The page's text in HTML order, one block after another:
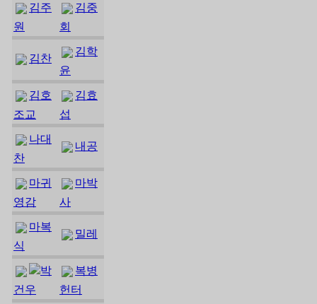
김주
원
김중
회
김찬
김학
윤
김호
조교
김효
섭
나대
찬
내공
마귀
영감
마박
사
마복
식
밀레
박
건우
복병
헌터